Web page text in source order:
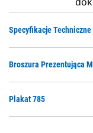
Specyfikacje
Broszura Prezentująca
Plakat 785